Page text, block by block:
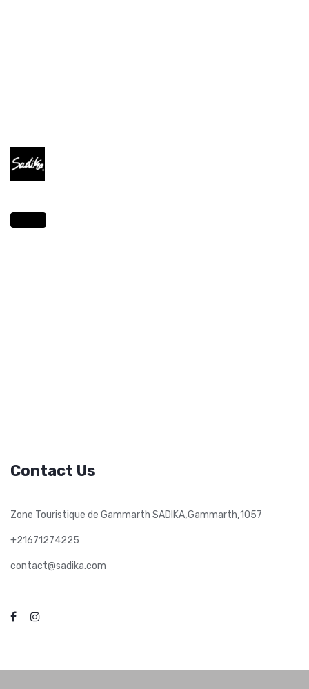
Contact Us
Zone Touristique de Gammarth SADIKA,Gammarth,1057
+21671274225
contact@sadika.com